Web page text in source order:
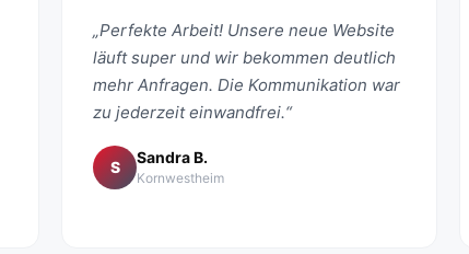
„Perfekte Arbeit! Unsere neue Website
läuft super und wir bekommen deutlich
mehr Anfragen. Die Kommunikation war
zu jederzeit einwandfrei.“
S
Sandra B.
Kornwestheim